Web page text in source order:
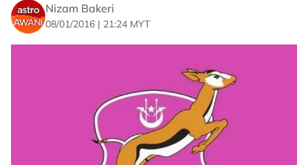
Nizam Bakeri
08/01/2016 | 21:24 MYT